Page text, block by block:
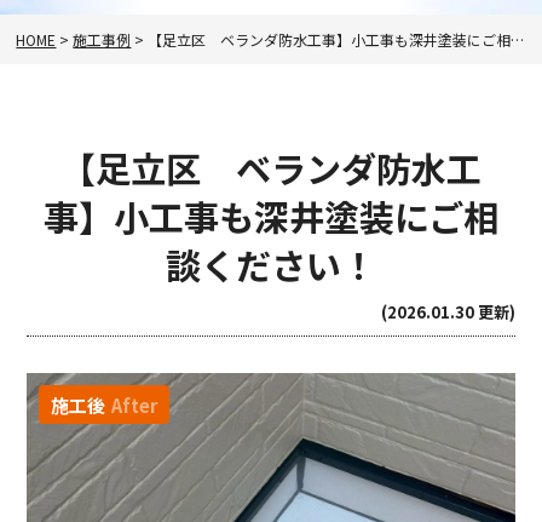
HOME >施工事例 > 【足立区 ベランダ防水工事】小工事も深井塗装にご相談ください！
【足立区 ベランダ防水工
事】小工事も深井塗装にご相
談ください！
(2026.01.30 更新)
施工後 After